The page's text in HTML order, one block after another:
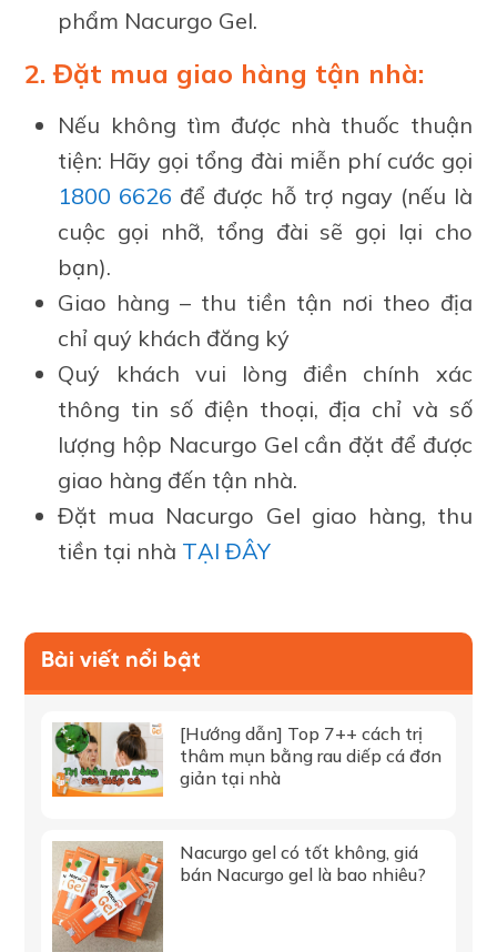
phẩm Nacurgo Gel.
2. Đặt mua giao hàng tận nhà:
Nếu không tìm được nhà thuốc thuận
tiện: Hãy gọi tổng đài miễn phí cước gọi
1800 6626 để được hỗ trợ ngay (nếu là
cuộc gọi nhỡ, tổng đài sẽ gọi lại cho
bạn).
Giao hàng – thu tiền tận nơi theo địa
chỉ quý khách đăng ký
Quý khách vui lòng điền chính xác
thông tin số điện thoại, địa chỉ và số
lượng hộp Nacurgo Gel cần đặt để được
giao hàng đến tận nhà.
Đặt mua Nacurgo Gel giao hàng, thu
tiền tại nhà TẠI ĐÂY
Bài viết nổi bật
[Hướng dẫn] Top 7++ cách trị
thâm mụn bằng rau diếp cá đơn
giản tại nhà
Nacurgo gel có tốt không, giá
bán Nacurgo gel là bao nhiêu?